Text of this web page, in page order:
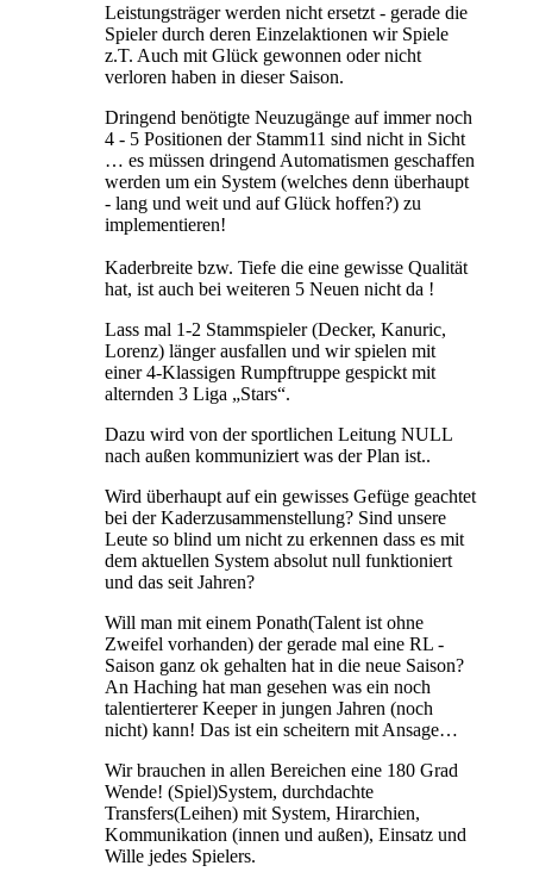
Leistungsträger werden nicht ersetzt - gerade die
Spieler durch deren Einzelaktionen wir Spiele
z.T. Auch mit Glück gewonnen oder nicht
verloren haben in dieser Saison.
Dringend benötigte Neuzugänge auf immer noch
4 - 5 Positionen der Stamm11 sind nicht in Sicht
… es müssen dringend Automatismen geschaffen
werden um ein System (welches denn überhaupt
- lang und weit und auf Glück hoffen?) zu
implementieren!
Kaderbreite bzw. Tiefe die eine gewisse Qualität
hat, ist auch bei weiteren 5 Neuen nicht da !
Lass mal 1-2 Stammspieler (Decker, Kanuric,
Lorenz) länger ausfallen und wir spielen mit
einer 4-Klassigen Rumpftruppe gespickt mit
alternden 3 Liga „Stars“.
Dazu wird von der sportlichen Leitung NULL
nach außen kommuniziert was der Plan ist..
Wird überhaupt auf ein gewisses Gefüge geachtet
bei der Kaderzusammenstellung? Sind unsere
Leute so blind um nicht zu erkennen dass es mit
dem aktuellen System absolut null funktioniert
und das seit Jahren?
Will man mit einem Ponath(Talent ist ohne
Zweifel vorhanden) der gerade mal eine RL -
Saison ganz ok gehalten hat in die neue Saison?
An Haching hat man gesehen was ein noch
talentierterer Keeper in jungen Jahren (noch
nicht) kann! Das ist ein scheitern mit Ansage…
Wir brauchen in allen Bereichen eine 180 Grad
Wende! (Spiel)System, durchdachte
Transfers(Leihen) mit System, Hirarchien,
Kommunikation (innen und außen), Einsatz und
Wille jedes Spielers.